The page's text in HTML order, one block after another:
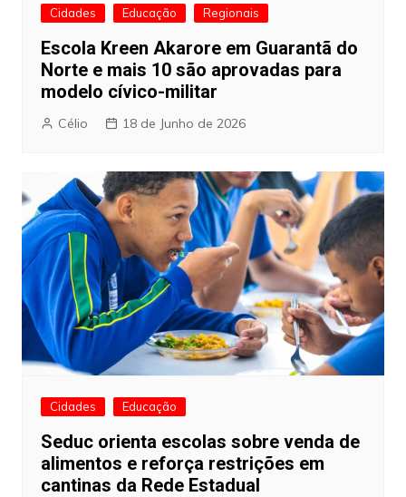
Cidades Educação Regionais
Escola Kreen Akarore em Guarantã do
Norte e mais 10 são aprovadas para
modelo cívico-militar
Célio 18 de Junho de 2026
Cidades Educação
Seduc orienta escolas sobre venda de
alimentos e reforça restrições em
cantinas da Rede Estadual